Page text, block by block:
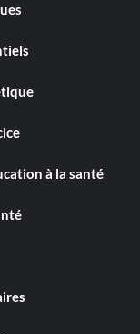
à la santé